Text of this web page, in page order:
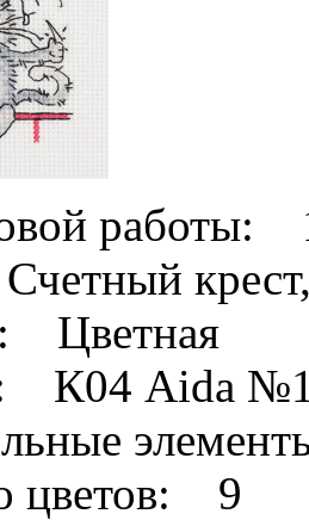
работы:
Цветная
К04 Aida
цветов: 9